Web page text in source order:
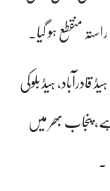
منقطع ہو گیا۔
ہیڈ بلوکی
پنجاب بھر میں